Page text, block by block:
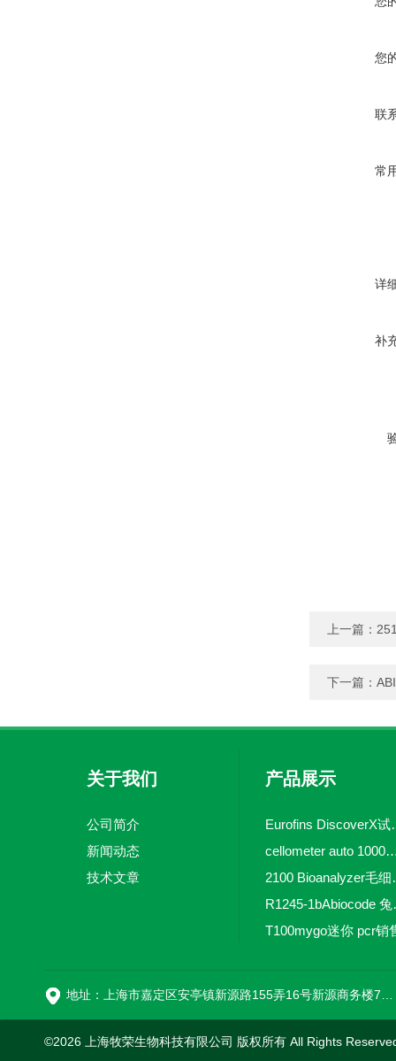
您
联
常
详
补
上一篇：
下一篇：
关于我们
公司简介
新闻动态
技术文章
产品展示
cellometer auto 1000全自
2100
T100mygo迷你 pcr销
©2026 上海牧荣生物科技有限公司 版权所有 All Rights